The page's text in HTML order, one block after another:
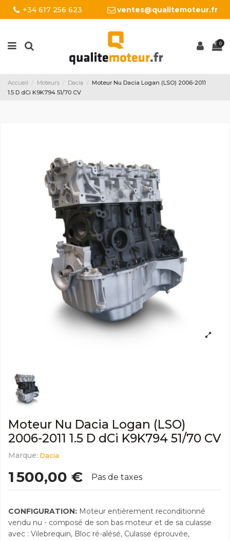
+34 617 256 623 ventes@qualitemoteur.fr
0
Accueil Moteurs Dacia
Moteur Nu Dacia Logan (LSO) 2006-2011
1.5 D dCi K9K794 51/70 CV
Moteur Nu Dacia Logan (LSO)
2006-2011 1.5 D dCi K9K794 51/70 CV
Marque: Dacia
1 500,00 € Pas de taxes
CONFIGURATION: Moteur entièrement reconditionné
vendu nu - composé de son bas moteur et de sa culasse
avec : Vilebrequin, Bloc ré-alésé, Culasse éprouvée,